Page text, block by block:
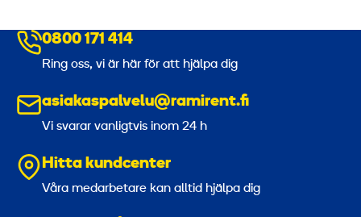
0800 171 414
Ring oss, vi är här för att hjälpa dig
asiakaspalvelu@ramirent.fi
Vi svarar vanligtvis inom 24 h
Hitta kundcenter
Våra medarbetare kan alltid hjälpa dig